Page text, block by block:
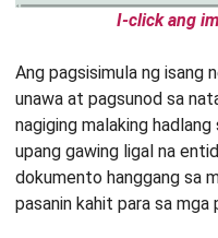
I-click ang
Ang pagsisimula ng isang
unawa at pagsunod sa
nagiging malaking
upang gawing ligal na
dokumento hanggang sa
pasanin kahit para sa